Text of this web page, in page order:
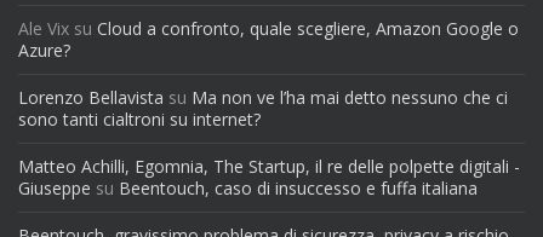
Ale Vix su Cloud a confronto, quale scegliere, Amazon Google o
Azure?
Lorenzo Bellavista su Ma non ve l’ha mai detto nessuno che ci
sono tanti cialtroni su internet?
Matteo Achilli, Egomnia, The Startup, il re delle polpette digitali -
Giuseppe su Beentouch, caso di insuccesso e fuffa italiana